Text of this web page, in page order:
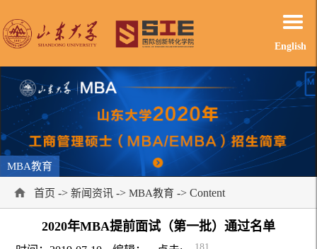
English
MBA教育
首页 -> 新闻资讯 -> MBA教育 -> Content
2020年MBA提前面试（第一批）通过名单